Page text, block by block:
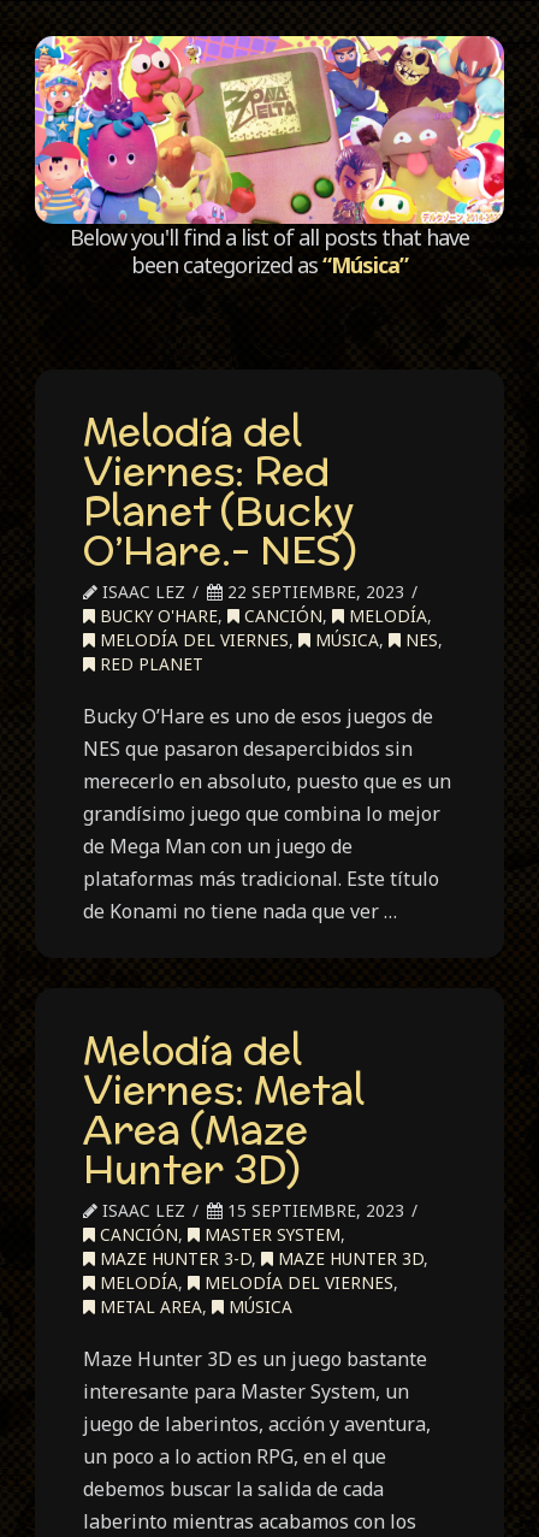
Below you'll find a list of all posts that have
been categorized as“Música”
Melodía del
Viernes: Red
Planet (Bucky
O’Hare.- NES)
ISAAC LEZ
22 SEPTIEMBRE, 2023
BUCKY O'HARE, CANCIÓN, MELODÍA,
MELODÍA DEL VIERNES, MÚSICA, NES,
RED PLANET
Bucky O’Hare es uno de esos juegos de
NES que pasaron desapercibidos sin
merecerlo en absoluto, puesto que es un
grandísimo juego que combina lo mejor
de Mega Man con un juego de
plataformas más tradicional. Este título
de Konami no tiene nada que ver …
Melodía del
Viernes: Metal
Area (Maze
Hunter 3D)
ISAAC LEZ
15 SEPTIEMBRE, 2023
CANCIÓN, MASTER SYSTEM,
MAZE HUNTER 3-D, MAZE HUNTER 3D,
MELODÍA, MELODÍA DEL VIERNES,
METAL AREA, MÚSICA
Maze Hunter 3D es un juego bastante
interesante para Master System, un
juego de laberintos, acción y aventura,
un poco a lo action RPG, en el que
debemos buscar la salida de cada
laberinto mientras acabamos con los